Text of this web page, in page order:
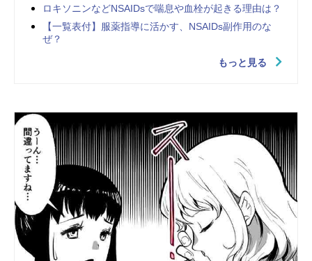
ロキソニンなどNSAIDsで喘息や血栓が起きる理由は？
【一覧表付】服薬指導に活かす、NSAIDs副作用のな
ぜ？
もっと見る